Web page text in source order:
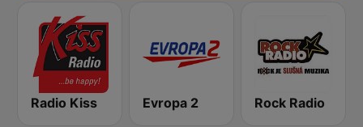
Radio Kiss Evropa 2 Rock Radio